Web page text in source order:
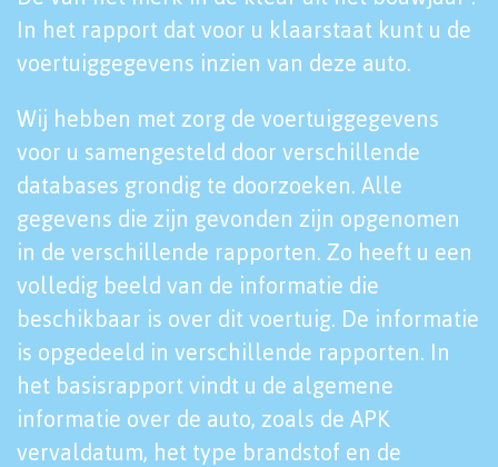
In het rapport dat voor u klaarstaat kunt u de
voertuiggegevens inzien van deze auto.
Wij hebben met zorg de voertuiggegevens
voor u samengesteld door verschillende
databases grondig te doorzoeken. Alle
gegevens die zijn gevonden zijn opgenomen
in de verschillende rapporten. Zo heeft u een
volledig beeld van de informatie die
beschikbaar is over dit voertuig. De informatie
is opgedeeld in verschillende rapporten. In
het basisrapport vindt u de algemene
informatie over de auto, zoals de APK
vervaldatum, het type brandstof en de